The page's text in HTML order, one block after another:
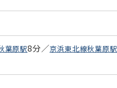
葉原駅8分／京浜東北線秋葉原駅